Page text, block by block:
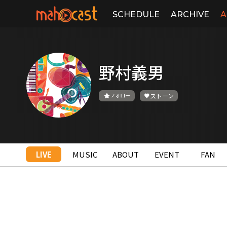
SCHEDULE ARCHIVE
野村義男
フォロー ストーン
LIVE MUSIC ABOUT EVENT FAN